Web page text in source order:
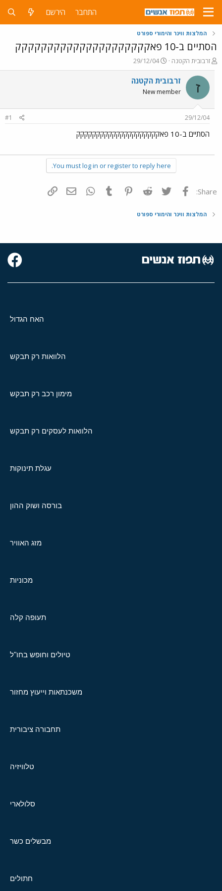
התחבר הירשם
המלצות ווינר והימורי ספורט
הסתיים ב-10 פאקקקקקקקקקקקקקקקקקקקקק
פ
ו
ת
ח
ה
ש
א
זרבובית הקטנה
פ
ו
ר
ם
ר
29/12/04
ז זרבובית הקטנה
New member
29/12/04
#1
הסתיים ב-10 פאקקקקקקקקקקקקקקקקקקקקק
You must log in or register to reply here.
Share: פייסבוק Twitter
Reddit
Pinterest
Tumblr
WhatsAppדואר אלקטרוני
המלצות ווינר והימורי ספורט
האח הגדול
הלוואות רק תבקש
מימון רכב רק תבקש
הלוואות לעסקים רק תבקש
עגלת תינוקות
בורסה ושוק ההון
מזג האוויר
מכוניות
תעופה קלה
טיולים וחופש בחו"ל
משכנתאות וייעוץ מחזור
תחבורה ציבורית
טלוויזיה
סלולארי
מבשלים כשר
חתולים